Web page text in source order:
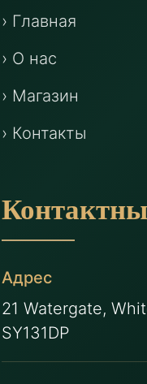
› Главная
› О нас
› Магазин
› Контакты
Адрес
21 Watergate,
SY131DP